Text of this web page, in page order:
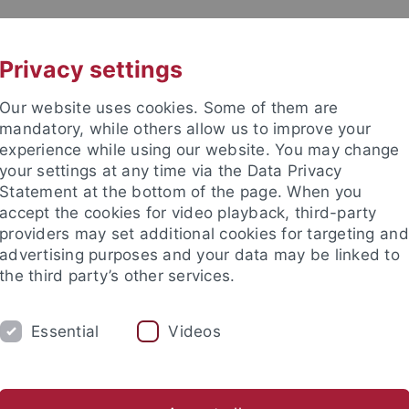
History and Medieval
NEWS
Privacy settings
Our website uses cookies. Some of them are
mandatory, while others allow us to improve your
experience while using our website. You may change
your settings at any time via the Data Privacy
Statement at the bottom of the page. When you
accept the cookies for video playback, third-party
providers may set additional cookies for targeting and
advertising purposes and your data may be linked to
the third party’s other services.
Essential Videos